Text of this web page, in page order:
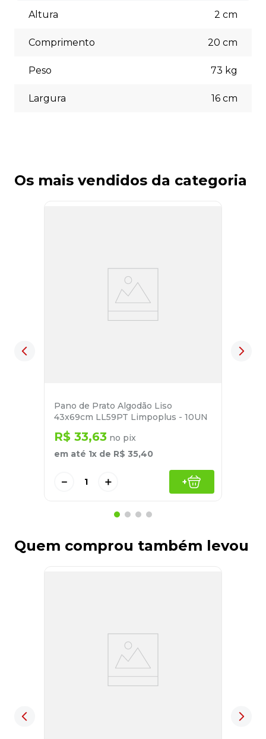
(5% off) cartões de crédito, boleto bancário. Você pode
escolher a opção que melhor se adapte às suas
Altura 2 cm
Comprimento 20 cm
Peso 73 kg
Largura 16 cm
Os mais vendidos da categoria
Pano de Prato Algodão Liso
43x69cm LL59PT Limpoplus - 10UN
R$ 33,63 no pix
em até 1x de R$ 35,40
＋
－ +
Quem comprou também levou